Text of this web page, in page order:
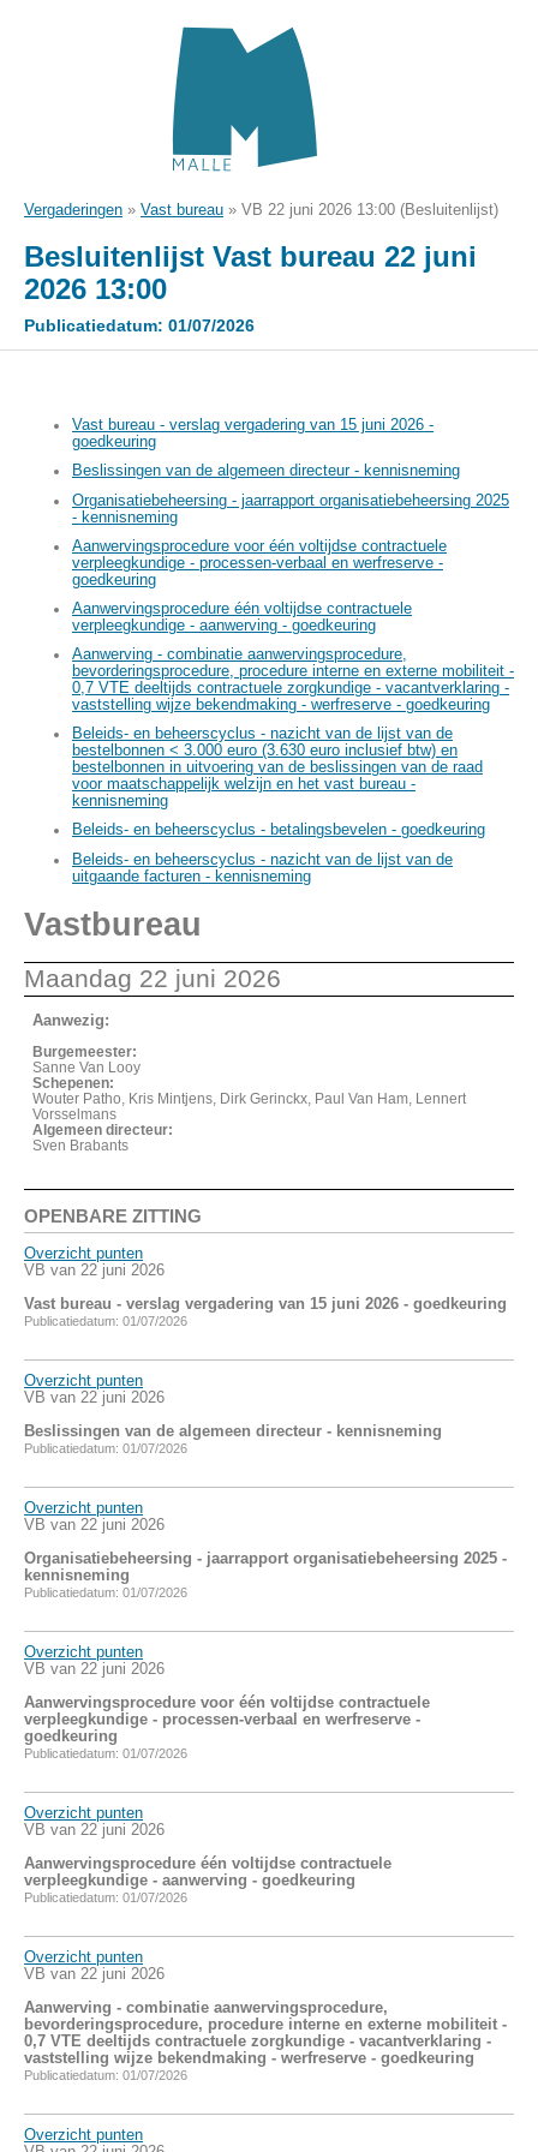
Vergaderingen » Vast bureau » VB 22 juni 2026 13:00 (Besluitenlijst)
Besluitenlijst Vast bureau 22 juni
2026 13:00
Publicatiedatum: 01/07/2026
Vast bureau - verslag vergadering van 15 juni 2026 -
goedkeuring
Beslissingen van de algemeen directeur - kennisneming
Organisatiebeheersing - jaarrapport organisatiebeheersing 2025
- kennisneming
Aanwervingsprocedure voor één voltijdse contractuele
verpleegkundige - processen-verbaal en werfreserve -
goedkeuring
Aanwervingsprocedure één voltijdse contractuele
verpleegkundige - aanwerving - goedkeuring
Aanwerving - combinatie aanwervingsprocedure,
bevorderingsprocedure, procedure interne en externe mobiliteit -
0,7 VTE deeltijds contractuele zorgkundige - vacantverklaring -
vaststelling wijze bekendmaking - werfreserve - goedkeuring
Beleids- en beheerscyclus - nazicht van de lijst van de
bestelbonnen < 3.000 euro (3.630 euro inclusief btw) en
bestelbonnen in uitvoering van de beslissingen van de raad
voor maatschappelijk welzijn en het vast bureau -
kennisneming
Beleids- en beheerscyclus - betalingsbevelen - goedkeuring
Beleids- en beheerscyclus - nazicht van de lijst van de
uitgaande facturen - kennisneming
Vastbureau
Maandag 22 juni 2026
Aanwezig:
Burgemeester:
Sanne Van Looy
Schepenen:
Wouter Patho, Kris Mintjens, Dirk Gerinckx, Paul Van Ham, Lennert
Vorsselmans
Algemeen directeur:
Sven Brabants
OPENBARE ZITTING
Overzicht punten
VB van 22 juni 2026
Vast bureau - verslag vergadering van 15 juni 2026 - goedkeuring
Publicatiedatum: 01/07/2026
Overzicht punten
VB van 22 juni 2026
Beslissingen van de algemeen directeur - kennisneming
Publicatiedatum: 01/07/2026
Overzicht punten
VB van 22 juni 2026
Organisatiebeheersing - jaarrapport organisatiebeheersing 2025 -
kennisneming
Publicatiedatum: 01/07/2026
Overzicht punten
VB van 22 juni 2026
Aanwervingsprocedure voor één voltijdse contractuele
verpleegkundige - processen-verbaal en werfreserve -
goedkeuring
Publicatiedatum: 01/07/2026
Overzicht punten
VB van 22 juni 2026
Aanwervingsprocedure één voltijdse contractuele
verpleegkundige - aanwerving - goedkeuring
Publicatiedatum: 01/07/2026
Overzicht punten
VB van 22 juni 2026
Aanwerving - combinatie aanwervingsprocedure,
bevorderingsprocedure, procedure interne en externe mobiliteit -
0,7 VTE deeltijds contractuele zorgkundige - vacantverklaring -
vaststelling wijze bekendmaking - werfreserve - goedkeuring
Publicatiedatum: 01/07/2026
Overzicht punten